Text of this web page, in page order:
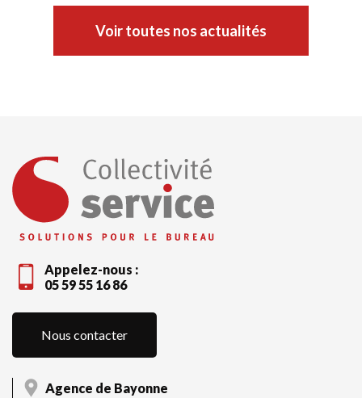
Voir toutes nos actualités
Appelez-nous :
05 59 55 16 86
Nous contacter
Agence de Bayonne